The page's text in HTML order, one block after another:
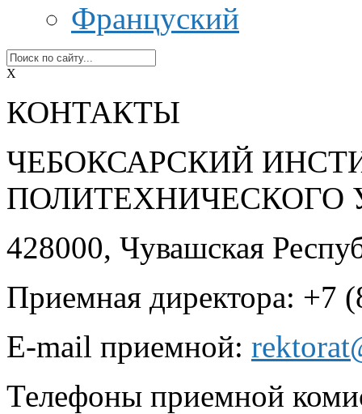
Француский
X
КОНТАКТЫ
ЧЕБОКСАРСКИЙ
ПОЛИТЕХНИЧЕСКОГО
428000, Чувашская
Приемная директора: +7
E-mail приемной:
Телефоны приемной